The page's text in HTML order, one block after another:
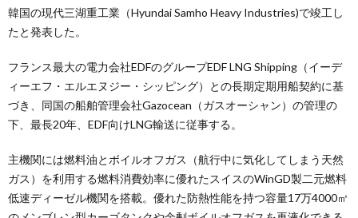
韓国の現代三湖重工業（Hyundai Samho Heavy Industries)で竣工し
たと発表した。
フランス最大の電力会社EDFのグループEDF LNG Shipping（イーデ
ィーエフ・エルエヌジー・シッピング）との長期定期用船契約に基
づき、同国の船舶管理会社Gazocean（ガスオーシャン）の管理の
下、最長20年、EDF向けLNG輸送に従事する。
主機関には燃料油とボイルオフガス（航行中に気化してしまう天然
ガス）を利用する燃料消費効率に優れたスイスのWinGD製二元燃料
低速ディーゼル機関を搭載。優れた防熱性能を持つ容量17万4000㎥